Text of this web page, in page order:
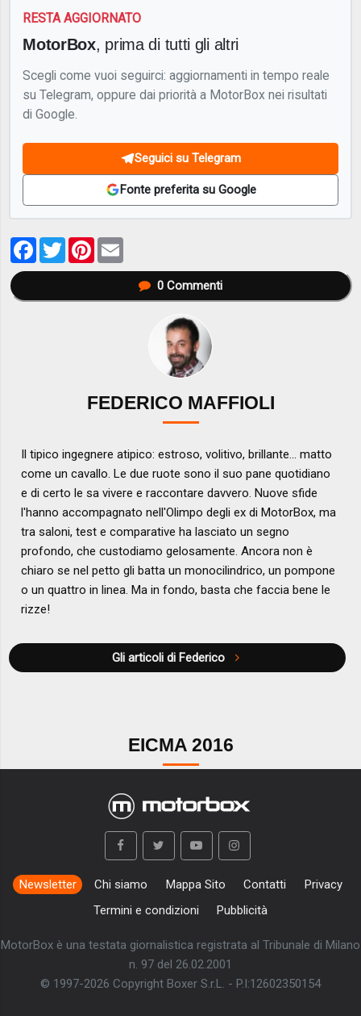
RESTA AGGIORNATO
MotorBox, prima di tutti gli altri
Scegli come vuoi seguirci: aggiornamenti in tempo reale
su Telegram, oppure dai priorità a MotorBox nei risultati
di Google.
Seguici su Telegram
Fonte preferita su Google
Facebook
TwitterPinterest
0Commenti
FEDERICO MAFFIOLI
Il tipico ingegnere atipico: estroso, volitivo, brillante... matto
come un cavallo. Le due ruote sono il suo pane quotidiano
e di certo le sa vivere e raccontare davvero. Nuove sfide
l'hanno accompagnato nell'Olimpo degli ex di MotorBox, ma
tra saloni, test e comparative ha lasciato un segno
profondo, che custodiamo gelosamente. Ancora non è
chiaro se nel petto gli batta un monocilindrico, un pompone
o un quattro in linea. Ma in fondo, basta che faccia bene le
rizze!
Gli articoli di Federico
EICMA 2016
Newsletter Chi siamo Mappa Sito Contatti
Privacy
Termini e condizioni
Pubblicità
MotorBox è una testata giornalistica registrata al Tribunale di Milano
n. 97 del 26.02.2001
© 1997-2026 Copyright Boxer S.r.L. - P.I:12602350154